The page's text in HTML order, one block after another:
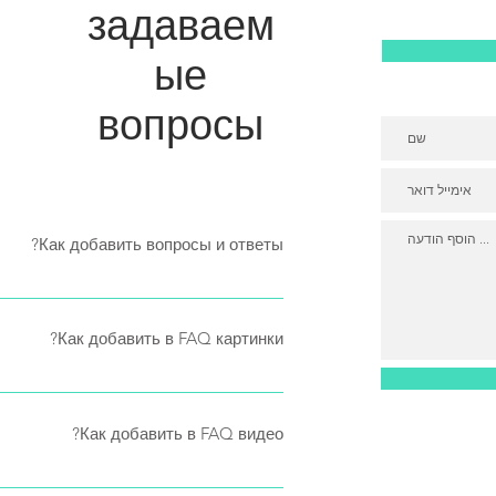
задаваем
ые
вопросы
Как добавить вопросы и ответы?
в настройки приложения и
Как добавить в FAQ картинки?
кнопку «Настройки». Затем
ответа нажмите иконку картинки и
Как добавить в FAQ видео?
или Vimeo. Для этого: